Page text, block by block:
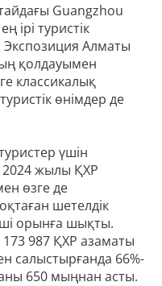
Guangzhou
ірі туристік
Экспозиция Алматы
қолдауымен
классикалық
өнімдер де
үшін
2024 жылы ҚХР
өзге де
шетелдік
орынға шықты.
987 ҚХР азаматы
салыстырғанда 66%-
650 мыңнан асты.